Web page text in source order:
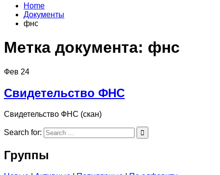
Home
Документы
фнс
Метка документа: фнс
Фев 24
Свидетельство ФНС
Свидетельство ФНС (скан)
Search for:
Группы